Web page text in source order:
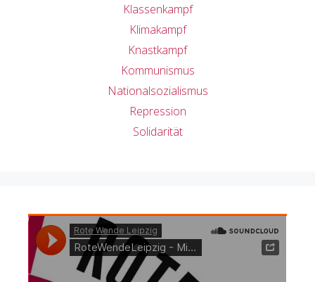
Klassenkampf
Klimakampf
Knastkampf
Kommunismus
Nationalsozialismus
Repression
Solidarität